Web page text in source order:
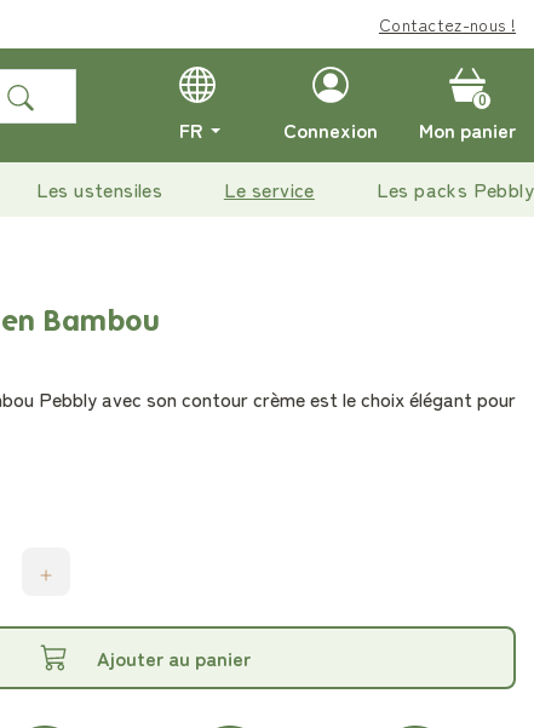
Contactez-nous !
FR Connexion Mon panier
0
Les ustensiles Le service Les packs Pebbly
Bambou
Pebbly avec son contour crème est le choix élégant pour
Ajouter au panier